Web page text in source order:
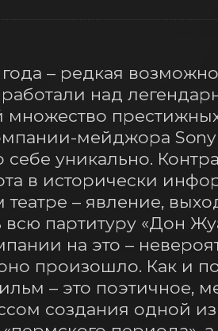
– редкая
над
мейджора Sony
уникально.
в исторически
– явление,
партитуру «Дон
на это –
произошло. Как и
– это поэтичное,
создания одной